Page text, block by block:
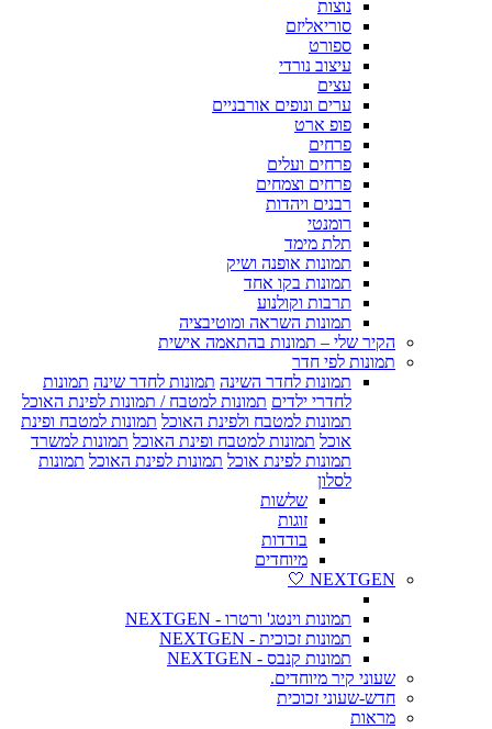
נוצות
סוריאליזם
ספורט
עיצוב נורדי
עצים
ערים ונופים אורבניים
פופ ארט
פרחים
פרחים ועלים
פרחים וצמחים
רבנים ויהדות
רומנטי
תלת מימד
תמונות אופנה ושיק
תמונות בקו אחד
תרבות וקולנוע
תמונות השראה ומוטיבציה
הקיר שלי – תמונות בהתאמה אישית
תמונות לפי חדר
תמונות לחדר השינה תמונות לחדר שינה תמונות
לחדרי ילדים תמונות למטבח / תמונות לפינת האוכל
תמונות למטבח ולפינת האוכל תמונות למטבח ופינת
אוכל תמונות למטבח ופינת האוכל תמונות למשרד
תמונות לפינת אוכל תמונות לפינת האוכל תמונות
לסלון
שלשות
זוגות
בודדות
מיוחדים
NEXTGEN 🤍
תמונות וינטג' ורטרו - NEXTGEN
תמונות זכוכית - NEXTGEN
תמונות קנבס - NEXTGEN
שעוני קיר מיוחדים.
חדש-שעוני זכוכית
מראות